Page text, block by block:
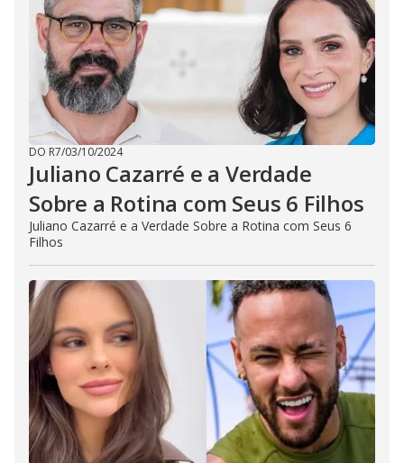
DO R7/03/10/2024
Juliano Cazarré e a Verdade
Sobre a Rotina com Seus 6 Filhos
Juliano Cazarré e a Verdade Sobre a Rotina com Seus 6
Filhos